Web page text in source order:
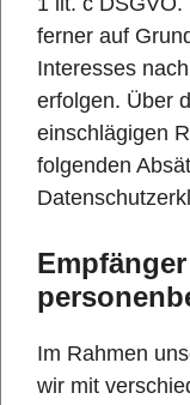
ferner auf
Interesses
erfolgen. Über
einschlägigen
folgenden
Im Rahmen
wir mit